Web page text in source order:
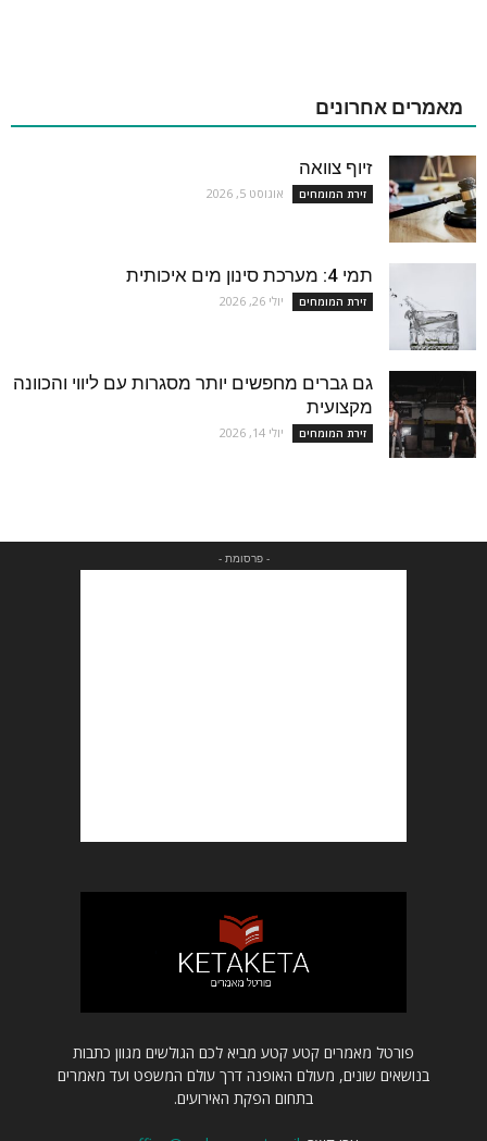
מאמרים אחרונים
זיוף צוואה
זירת המומחים אוגוסט 5, 2026
תמי 4: מערכת סינון מים איכותית
זירת המומחים יולי 26, 2026
גם גברים מחפשים יותר מסגרות עם ליווי והכוונה
מקצועית
זירת המומחים יולי 14, 2026
- פרסומת -
פורטל מאמרים קטע קטע מביא לכם הגולשים מגוון כתבות
בנושאים שונים, מעולם האופנה דרך עולם המשפט ועד מאמרים
בתחום הפקת האירועים.